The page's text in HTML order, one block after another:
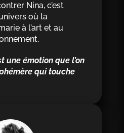
Nina, c’est
où la
à l’art et au
une émotion que l’on
qui touche